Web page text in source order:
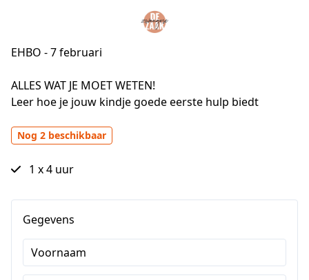
EHBO - 7 februari
ALLES WAT JE MOET WETEN!
Leer hoe je jouw kindje goede eerste hulp biedt
Nog 2 beschikbaar
1 x 4 uur
Gegevens
Voornaam